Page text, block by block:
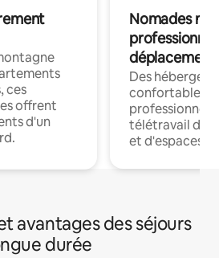
ces
offrent
d'un
Nomades
déplacement
Des
confortables
professionnels
télétravail
et d'espaces
avantages des séjours
durée